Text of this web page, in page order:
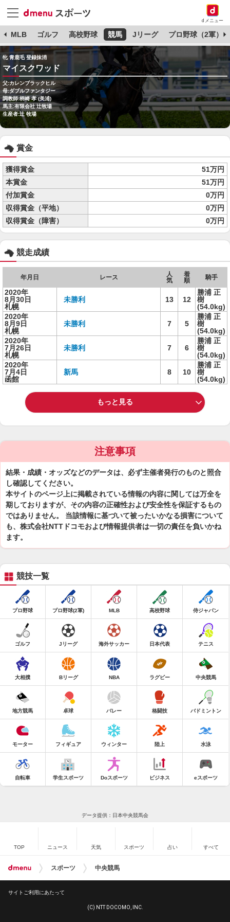
dメニュー
MLB ゴルフ 高校野球 競馬 Jリーグ プロ野球（2軍）
牝 青鹿毛 登録抹消
マイスクワッド
父:カレンブラックヒル
母:ダブルファンタジー
調教師:柄崎 孝 (美浦)
馬主:有限会社 辻牧場
生産者:辻 牧場
賞金
獲得賞金
51万円
本賞金
51万円
付加賞金
0万円
収得賞金（平地）
0万円
収得賞金（障害）
0万円
競走成績
年月日 レース
人
気
着
順
騎手
2020年
8月30日
札幌
未勝利 13 12
勝浦 正
樹
(54.0kg)
2020年
8月9日
札幌
未勝利 7 5
勝浦 正
樹
(54.0kg)
2020年
7月26日
札幌
未勝利 7 6
勝浦 正
樹
(54.0kg)
2020年
7月4日
函館
新馬 8 10
勝浦 正
樹
(54.0kg)
もっと見る
注意事項
結果・成績・オッズなどのデータは、必ず主催者発行のものと照合
し確認してください。
本サイトのページ上に掲載されている情報の内容に関しては万全を
期しておりますが、その内容の正確性および安全性を保証するもの
ではありません。 当該情報に基づいて被ったいかなる損害について
も、株式会社NTTドコモおよび情報提供者は一切の責任を負いかね
ます。
競技一覧
プロ野球 プロ野球(2軍) MLB 高校野球 侍ジャパン
ゴルフ Jリーグ 海外サッカー 日本代表 テニス
大相撲 Bリーグ NBA ラグビー 中央競馬
地方競馬 卓球 バレー 格闘技 バドミントン
モーター フィギュア ウィンター 陸上 水泳
自転車 学生スポーツ Doスポーツ ビジネス eスポーツ
データ提供：日本中央競馬会
TOP ニュース 天気 スポーツ 占い すべて
スポーツ 中央競馬
サイトご利用にあたって
(C) NTT DOCOMO, INC.